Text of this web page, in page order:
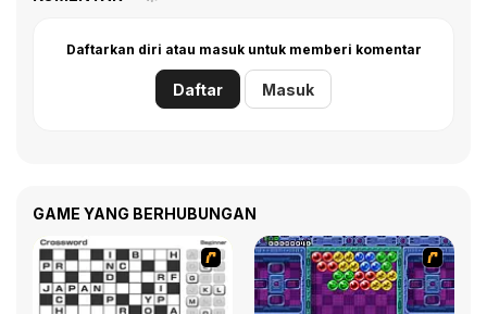
Daftarkan diri atau masuk untuk memberi komentar
Daftar Masuk
GAME YANG BERHUBUNGAN